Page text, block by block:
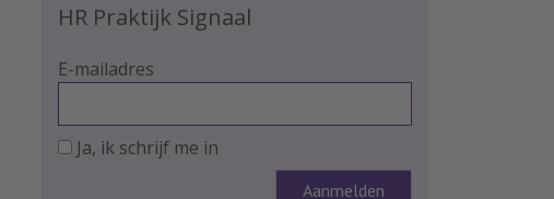
HR Praktijk Signaal
E-mailadres
Ja, ik schrijf me in